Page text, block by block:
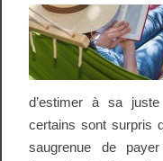
d’estimer à sa
certains sont surpris
saugrenue de